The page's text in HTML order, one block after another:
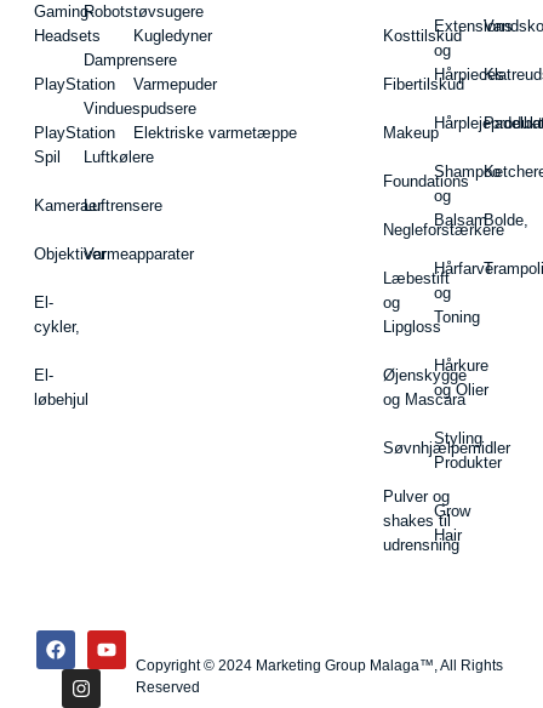
Gaming-
Headsets
PlayStation
PlayStation
Spil
Kameraer
Objektiver
El-
cykler,
El-
løbehjul
Robotstøvsugere
Damprensere
Vinduespudsere
Luftkølere
Luftrensere
Varmeapparater
Kugledyner
Varmepuder
Elektriske varmetæppe
Kosttilskud
Fibertilskud
Makeup
Foundations
Negleforstærkere
Læbestift
og
Lipgloss
Øjenskygge
og Mascara
Søvnhjælpemidler
Pulver og
shakes til
udrensning
Extensions
og
Hårpieces
Shampoo
og
Balsam
Hårfarve
og
Toning
Hårkure
og Olier
Styling
Produkter
Grow
Hair
Vandsko
Bolde,
Copyright © 2024 Marketing Group Malaga™, All Rights
Reserved